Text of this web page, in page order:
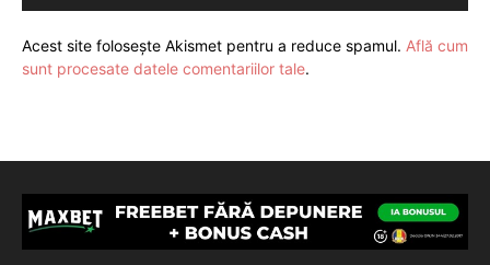
Acest site folosește Akismet pentru a reduce spamul. Află cum
sunt procesate datele comentariilor tale.